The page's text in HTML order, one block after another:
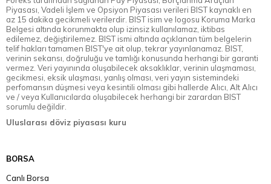
Piyasası, Vadeli İşlem ve Opsiyon Piyasası verileri BIST kaynaklı en
az 15 dakika gecikmeli verilerdir. BIST isim ve logosu Koruma Marka
Belgesi altında korunmakta olup izinsiz kullanılamaz, iktibas
edilemez, değiştirilemez. BIST ismi altında açıklanan tüm belgelerin
telif hakları tamamen BIST'ye ait olup, tekrar yayınlanamaz. BIST,
verinin sekansı, doğruluğu ve tamlığı konusunda herhangi bir garanti
vermez. Veri yayınında oluşabilecek aksaklıklar, verinin ulaşmaması,
gecikmesi, eksik ulaşması, yanlış olması, veri yayın sistemindeki
perfomansın düşmesi veya kesintili olması gibi hallerde Alıcı, Alt Alıcı
ve / veya Kullanıcılarda oluşabilecek herhangi bir zarardan BIST
sorumlu değildir.
Uluslarası döviz piyasası kuru
BORSA
Canlı Borsa